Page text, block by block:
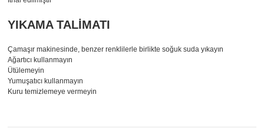
YIKAMA TALİMATI
Çamaşır makinesinde, benzer renklilerle birlikte soğuk suda yıkayın
Ağartıcı kullanmayın
Ütülemeyin
Yumuşatıcı kullanmayın
Kuru temizlemeye vermeyin